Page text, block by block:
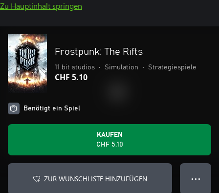
Zu Hauptinhalt springen
Frostpunk: The Rifts
11 bit studios • Simulation • Strategiespiele
CHF 5.10
Benötigt ein Spiel
KAUFEN
CHF 5.10
ZUR WUNSCHLISTE HINZUFÜGEN ● ● ●